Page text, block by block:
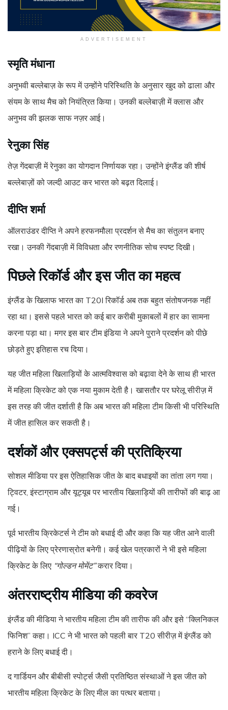
ADVERTISEMENT
स्मृति मंधाना
अनुभवी बल्लेबाज़ के रूप में उन्होंने परिस्थिति के अनुसार खुद को ढाला और
संयम के साथ मैच को नियंत्रित किया। उनकी बल्लेबाज़ी में क्लास और
अनुभव की झलक साफ नज़र आई।
रेनुका सिंह
तेज़ गेंदबाज़ी में रेनुका का योगदान निर्णायक रहा। उन्होंने इंग्लैंड की शीर्ष
बल्लेबाज़ों को जल्दी आउट कर भारत को बढ़त दिलाई।
दीप्ति शर्मा
ऑलराउंडर दीप्ति ने अपने हरफनमौला प्रदर्शन से मैच का संतुलन बनाए
रखा। उनकी गेंदबाज़ी में विविधता और रणनीतिक सोच स्पष्ट दिखी।
पिछले रिकॉर्ड और इस जीत का महत्व
इंग्लैंड के खिलाफ भारत का T20I रिकॉर्ड अब तक बहुत संतोषजनक नहीं
रहा था। इससे पहले भारत को कई बार करीबी मुकाबलों में हार का सामना
करना पड़ा था। मगर इस बार टीम इंडिया ने अपने पुराने प्रदर्शन को पीछे
छोड़ते हुए इतिहास रच दिया।
यह जीत महिला खिलाड़ियों के आत्मविश्वास को बढ़ावा देने के साथ ही भारत
में महिला क्रिकेट को एक नया मुकाम देती है। खासतौर पर घरेलू सीरीज़ में
इस तरह की जीत दर्शाती है कि अब भारत की महिला टीम किसी भी परिस्थिति
में जीत हासिल कर सकती है।
दर्शकों और एक्सपर्ट्स की प्रतिक्रिया
सोशल मीडिया पर इस ऐतिहासिक जीत के बाद बधाइयों का तांता लग गया।
ट्विटर, इंस्टाग्राम और यूट्यूब पर भारतीय खिलाड़ियों की तारीफों की बाढ़ आ
गई।
पूर्व भारतीय क्रिकेटर्स ने टीम को बधाई दी और कहा कि यह जीत आने वाली
पीढ़ियों के लिए प्रेरणास्रोत बनेगी। कई खेल पत्रकारों ने भी इसे महिला
क्रिकेट के लिए “गोल्डन मोमेंट”करार दिया।
अंतरराष्ट्रीय मीडिया की कवरेज
इंग्लैंड की मीडिया ने भारतीय महिला टीम की तारीफ की और इसे “क्लिनिकल
फिनिश” कहा। ICC ने भी भारत को पहली बार T20 सीरीज़ में इंग्लैंड को
हराने के लिए बधाई दी।
द गार्डियन और बीबीसी स्पोर्ट्स जैसी प्रतिष्ठित संस्थाओं ने इस जीत को
भारतीय महिला क्रिकेट के लिए मील का पत्थर बताया।